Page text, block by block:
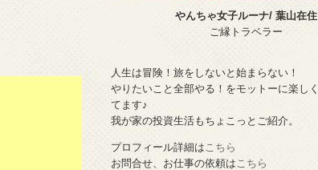
やんちゃ女子ルーナ/ 葉山在住
ご縁トラベラー
人生は冒険！旅をしないと始まらない！
やりたいこと全部やる！をモットーに楽し
てます♪
我が家の投資生活もちょこっとご紹介。
プロフィール詳細は こちら
お問合せ、お仕事の依頼は こちら